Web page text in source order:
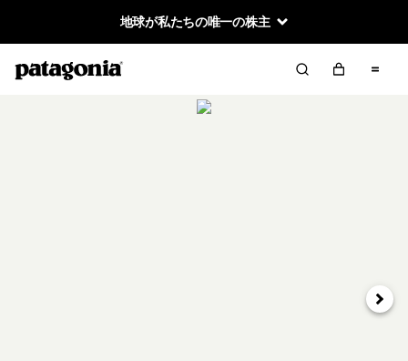
地球が私たちの唯一の株主
次へ